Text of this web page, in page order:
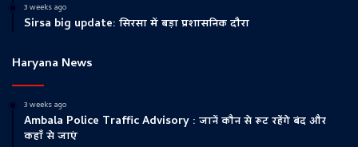
3 weeks ago
Sirsa big update: सिरसा में बड़ा प्रशासनिक दौरा
Haryana News
3 weeks ago
Ambala Police Traffic Advisory : जानें कौन से रूट रहेंगे बंद और
कहाँ से जाएं